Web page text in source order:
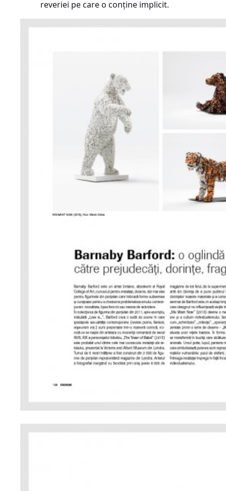
reveriei pe care o conține implicit.